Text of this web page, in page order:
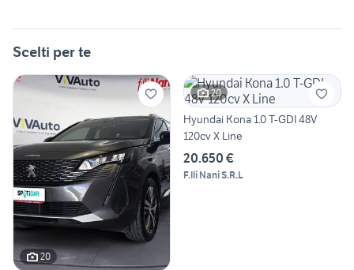
Scelti per te
20
20
Hyundai Kona 1.0 T-GDI 48V
120cv X Line
20.650 €
F.lli Nani S.R.L